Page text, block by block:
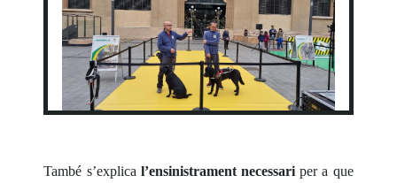
També s’explica l’ensinistrament necessari per a que